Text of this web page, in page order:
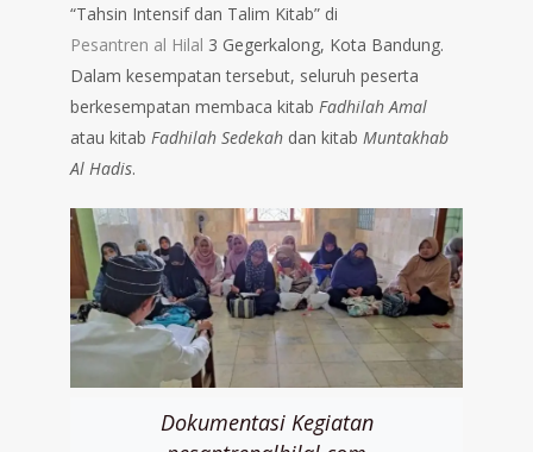
“Tahsin Intensif dan Talim Kitab” di
Pesantren al Hilal 3 Gegerkalong, Kota Bandung.
Dalam kesempatan tersebut, seluruh peserta
berkesempatan membaca kitab Fadhilah Amal
atau kitab Fadhilah Sedekah dan kitab Muntakhab
Al Hadis.
Dokumentasi Kegiatan